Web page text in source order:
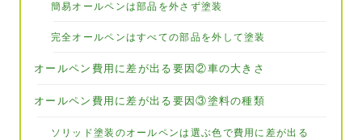
簡易オールペンは部品を外さず塗装
完全オールペンはすべての部品を外して塗装
オールペン費用に差が出る要因②車の大きさ
オールペン費用に差が出る要因③塗料の種類
ソリッド塗装のオールペンは選ぶ色で費用に差が出る